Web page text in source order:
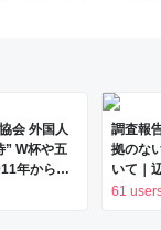
会 外国人
” W杯や五
年から約1
対し JNN
調査報
拠のな
いて｜
故遺族メ
61